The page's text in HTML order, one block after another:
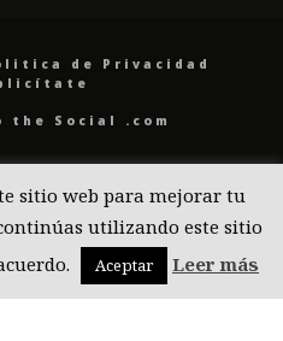
de Privacidad
the Social .com
sitio web para mejorar tu
utilizando este sitio
Aceptar Leer más